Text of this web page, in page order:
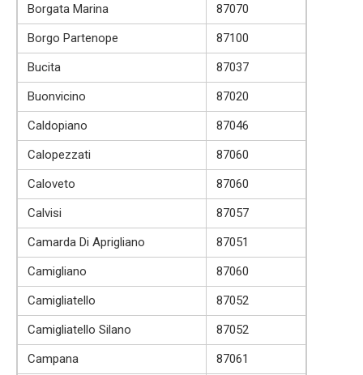
Borgata Marina
87070
Borgo Partenope
87100
Bucita
87037
Buonvicino
87020
Caldopiano
87046
Calopezzati
87060
Caloveto
87060
Calvisi
87057
Camarda Di Aprigliano
87051
Camigliano
87060
Camigliatello
87052
Camigliatello Silano
87052
Campana
87061